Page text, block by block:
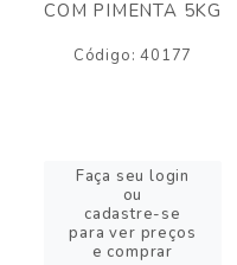
COM PIMENTA 5KG
Código: 40177
Faça seu login
ou
cadastre-se
para ver preços
e comprar